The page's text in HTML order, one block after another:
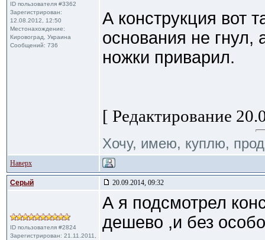
ID пользователя #3362
Зарегистрирован:
12.08.2012, 12:50
Местонахождение:
Кировоград, Украина
Сообщений: 736
А конструкция вот
основания не гнул,
ножки приварил.
[ Редактирование
Хочу, имею, куплю,
Наверх
Cерый 20.09.2014, 09:32
ID пользователя #2824
Зарегистрирован: 21.11.2011,
А я подсмотрел
дешево ,и без